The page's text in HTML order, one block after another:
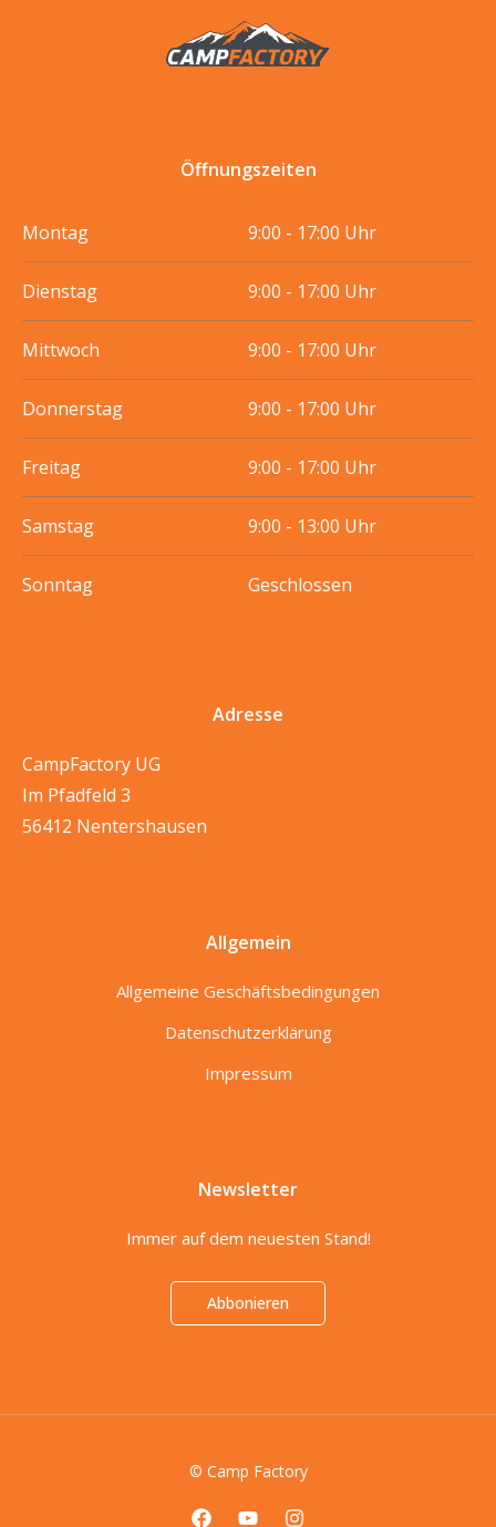
Öffnungszeiten
Montag 9:00 - 17:00 Uhr
Dienstag 9:00 - 17:00 Uhr
Mittwoch 9:00 - 17:00 Uhr
Donnerstag 9:00 - 17:00 Uhr
Freitag 9:00 - 17:00 Uhr
Samstag 9:00 - 13:00 Uhr
Sonntag Geschlossen
Adresse
CampFactory UG
Im Pfadfeld 3
56412 Nentershausen
Allgemein
Allgemeine Geschäftsbedingungen
Datenschutzerklärung
Impressum
Newsletter
Immer auf dem neuesten Stand!
Abbonieren
© Camp Factory